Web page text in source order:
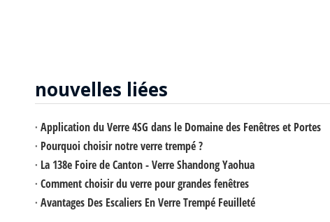
nouvelles liées
Application du Verre 4SG dans le Domaine des Fenêtres et Portes
Pourquoi choisir notre verre trempé ?
La 138e Foire de Canton - Verre Shandong Yaohua
Comment choisir du verre pour grandes fenêtres
Avantages Des Escaliers En Verre Trempé Feuilleté